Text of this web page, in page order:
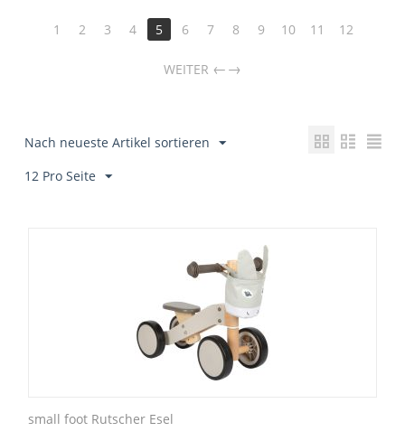
1 2 3 4 5 6 7 8 9 10 11 12
WEITER →
Nach neueste Artikel sortieren
12 Pro Seite
small foot Rutscher Esel